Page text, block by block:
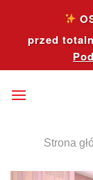
contentprzed
Strona